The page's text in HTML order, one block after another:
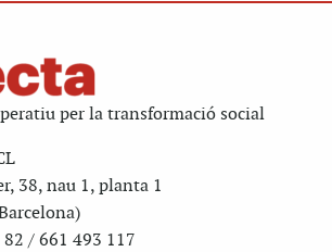
per la transformació social
38, nau 1, planta 1
/ 661 493 117